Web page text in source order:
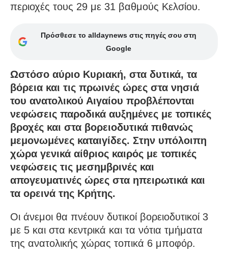
περιοχές τους 29 με 31 βαθμούς Κελσίου.
Πρόσθεσε το alldaynews στις πηγές σου στη
Google
Ωστόσο αύριο Κυριακή, στα δυτικά, τα
βόρεια και τις πρωινές ώρες στα νησιά
του ανατολικού Αιγαίου προβλέπονται
νεφώσεις παροδικά αυξημένες με τοπικές
βροχές και στα βορειοδυτικά πιθανώς
μεμονωμένες καταιγίδες. Στην υπόλοιπη
χώρα γενικά αίθριος καιρός με τοπικές
νεφώσεις τις μεσημβρινές και
απογευματινές ώρες στα ηπειρωτικά και
τα ορεινά της Κρήτης.
Οι άνεμοι θα πνέουν δυτικοί βορειοδυτικοί 3
με 5 και στα κεντρικά και τα νότια τμήματα
της ανατολικής χώρας τοπικά 6 μποφόρ.